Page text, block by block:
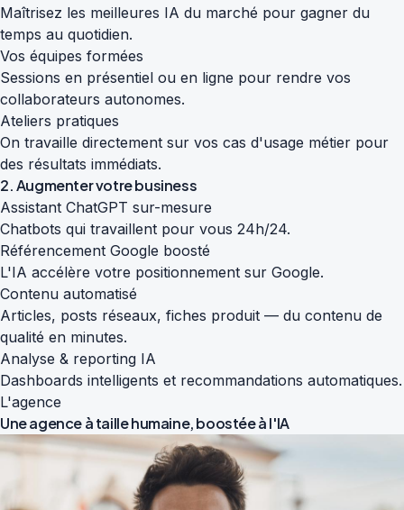
Maîtrisez les meilleures IA du marché pour gagner du
temps au quotidien.
Vos équipes formées
Sessions en présentiel ou en ligne pour rendre vos
collaborateurs autonomes.
Ateliers pratiques
On travaille directement sur vos cas d'usage métier pour
des résultats immédiats.
2. Augmenter votre business
Assistant ChatGPT sur-mesure
Chatbots qui travaillent pour vous 24h/24.
Référencement Google boosté
L'IA accélère votre positionnement sur Google.
Contenu automatisé
Articles, posts réseaux, fiches produit — du contenu de
qualité en minutes.
Analyse & reporting IA
Dashboards intelligents et recommandations automatiques.
L'agence
Une agence à taille humaine,boostée à l'IA